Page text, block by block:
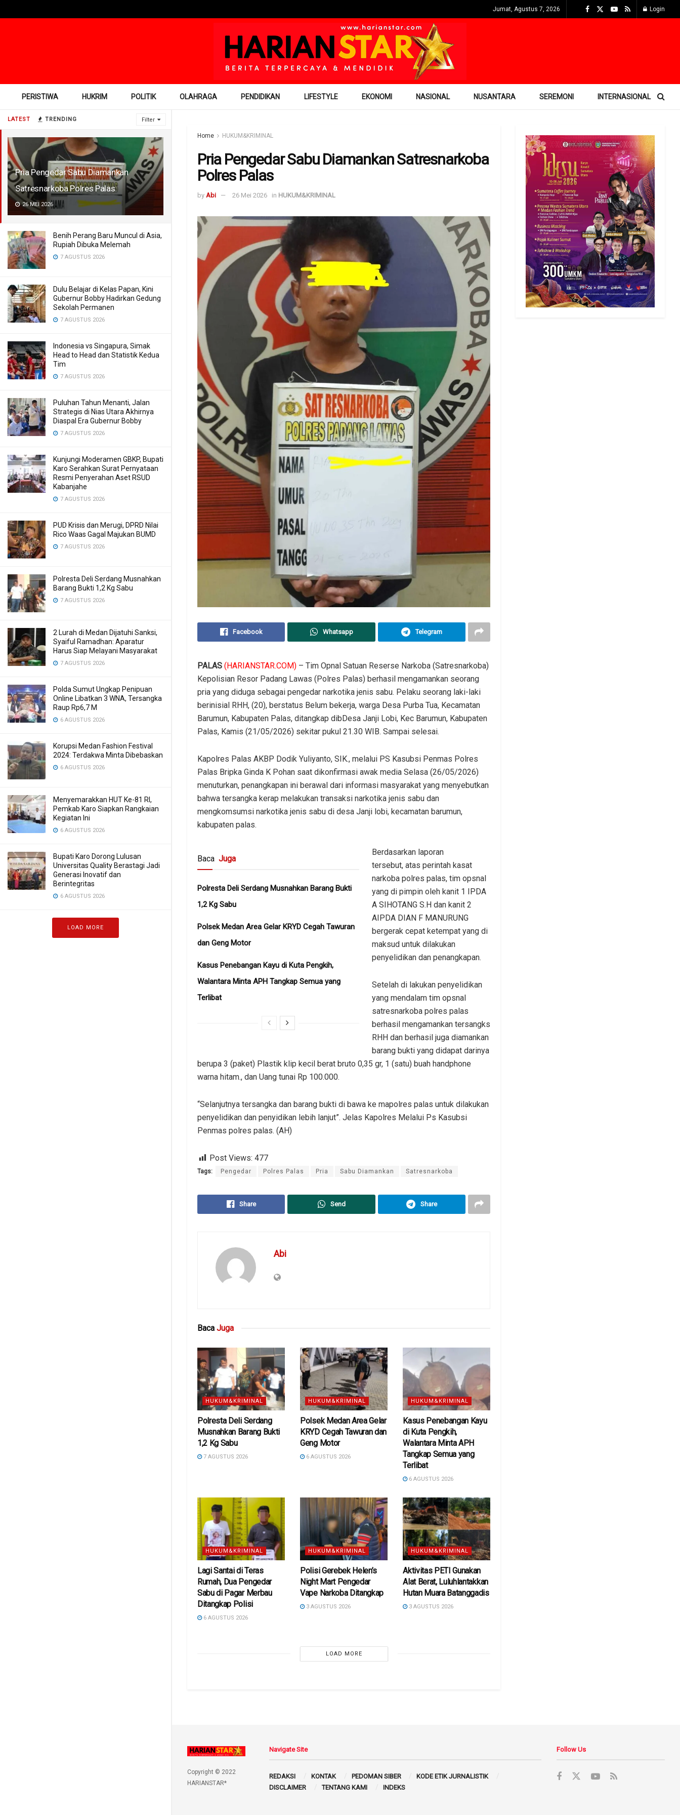
LATEST TRENDING Filter
Pria Pengedar Sabu Diamankan
Satresnarkoba Polres Palas
26 MEI 2026
Benih Perang Baru Muncul di Asia,
Rupiah Dibuka Melemah
7 AGUSTUS 2026
Dulu Belajar di Kelas Papan, Kini
Gubernur Bobby Hadirkan Gedung
Sekolah Permanen
7 AGUSTUS 2026
Indonesia vs Singapura, Simak
Head to Head dan Statistik Kedua
Tim
7 AGUSTUS 2026
Puluhan Tahun Menanti, Jalan
Strategis di Nias Utara Akhirnya
Diaspal Era Gubernur Bobby
7 AGUSTUS 2026
Kunjungi Moderamen GBKP, Bupati
Karo Serahkan Surat Pernyataan
Resmi Penyerahan Aset RSUD
Kabanjahe
7 AGUSTUS 2026
PUD Krisis dan Merugi, DPRD Nilai
Rico Waas Gagal Majukan BUMD
7 AGUSTUS 2026
Polresta Deli Serdang Musnahkan
Barang Bukti 1,2 Kg Sabu
7 AGUSTUS 2026
2 Lurah di Medan Dijatuhi Sanksi,
Syaiful Ramadhan: Aparatur
Harus Siap Melayani Masyarakat
7 AGUSTUS 2026
Polda Sumut Ungkap Penipuan
Online Libatkan 3 WNA, Tersangka
Raup Rp6,7 M
6 AGUSTUS 2026
Korupsi Medan Fashion Festival
2024: Terdakwa Minta Dibebaskan
6 AGUSTUS 2026
Menyemarakkan HUT Ke-81 RI,
Pemkab Karo Siapkan Rangkaian
Kegiatan Ini
6 AGUSTUS 2026
Bupati Karo Dorong Lulusan
Universitas Quality Berastagi Jadi
Generasi Inovatif dan
Berintegritas
6 AGUSTUS 2026
LOAD MORE
Jumat, Agustus 7, 2026 Login
PERISTIWA HUKRIM POLITIK OLAHRAGA PENDIDIKAN LIFESTYLE EKONOMI NASIONAL NUSANTARA SEREMONI INTERNASIONAL
Home HUKUM&KRIMINAL
Pria Pengedar Sabu Diamankan Satresnarkoba
Polres Palas
by Abi 26 Mei 2026 in HUKUM&KRIMINAL
Facebook Whatsapp Telegram
PALAS (HARIANSTAR.COM) – Tim Opnal Satuan Reserse Narkoba (Satresnarkoba)
Kepolisian Resor Padang Lawas (Polres Palas) berhasil mengamankan seorang
pria yang diduga sebagai pengedar narkotika jenis sabu. Pelaku seorang laki-laki
berinisial RHH, (20), berstatus Belum bekerja, warga Desa Purba Tua, Kecamatan
Barumun, Kabupaten Palas, ditangkap dibDesa Janji Lobi, Kec Barumun, Kabupaten
Palas, Kamis (21/05/2026) sekitar pukul 21.30 WIB. Sampai selesai.
Kapolres Palas AKBP Dodik Yuliyanto, SIK., melalui PS Kasubsi Penmas Polres
Palas Bripka Ginda K Pohan saat dikonfirmasi awak media Selasa (26/05/2026)
menuturkan, penangkapan ini berawal dari informasi masyarakat yang menyebutkan
bahwa tersangka kerap melakukan transaksi narkotika jenis sabu dan
mengkomsumsi narkotika jenis sabu di desa Janji lobi, kecamatan barumun,
kabupaten palas.
Baca Juga
Polresta Deli Serdang Musnahkan Barang Bukti
1,2 Kg Sabu
Polsek Medan Area Gelar KRYD Cegah Tawuran
dan Geng Motor
Kasus Penebangan Kayu di Kuta Pengkih,
Walantara Minta APH Tangkap Semua yang
Terlibat
Berdasarkan laporan
tersebut, atas perintah kasat
narkoba polres palas, tim opsnal
yang di pimpin oleh kanit 1 IPDA
A SIHOTANG S.H dan kanit 2
AIPDA DIAN F MANURUNG
bergerak cepat ketempat yang di
maksud untuk dilakukan
penyelidikan dan penangkapan.
Setelah di lakukan penyelidikan
yang mendalam tim opsnal
satresnarkoba polres palas
berhasil mengamankan tersangks
RHH dan berhasil juga diamankan
barang bukti yang didapat darinya
berupa 3 (paket) Plastik klip kecil berat bruto 0,35 gr, 1 (satu) buah handphone
warna hitam., dan Uang tunai Rp 100.000.
“Selanjutnya tersangka dan barang bukti di bawa ke mapolres palas untuk dilakukan
penyelidikan dan penyidikan lebih lanjut”. Jelas Kapolres Melalui Ps Kasubsi
Penmas polres palas. (AH)
Post Views: 477
Tags: Pengedar Polres Palas Pria Sabu Diamankan Satresnarkoba
Share Send Share
Abi
Baca Juga
HUKUM&KRIMINAL
Polresta Deli Serdang
Musnahkan Barang Bukti
1,2 Kg Sabu
7 AGUSTUS 2026
HUKUM&KRIMINAL
Polsek Medan Area Gelar
KRYD Cegah Tawuran dan
Geng Motor
6 AGUSTUS 2026
HUKUM&KRIMINAL
Kasus Penebangan Kayu
di Kuta Pengkih,
Walantara Minta APH
Tangkap Semua yang
Terlibat
6 AGUSTUS 2026
HUKUM&KRIMINAL
Lagi Santai di Teras
Rumah, Dua Pengedar
Sabu di Pagar Merbau
Ditangkap Polisi
6 AGUSTUS 2026
HUKUM&KRIMINAL
Polisi Gerebek Helen’s
Night Mart Pengedar
Vape Narkoba Ditangkap
3 AGUSTUS 2026
HUKUM&KRIMINAL
Aktivitas PETI Gunakan
Alat Berat, Luluhlantakkan
Hutan Muara Batanggadis
3 AGUSTUS 2026
LOAD MORE
Copyright © 2022
HARIANSTAR*
Navigate Site
REDAKSI KONTAK PEDOMAN SIBER
KODE ETIK JURNALISTIK
DISCLAIMER
TENTANG KAMI INDEKS
Follow Us